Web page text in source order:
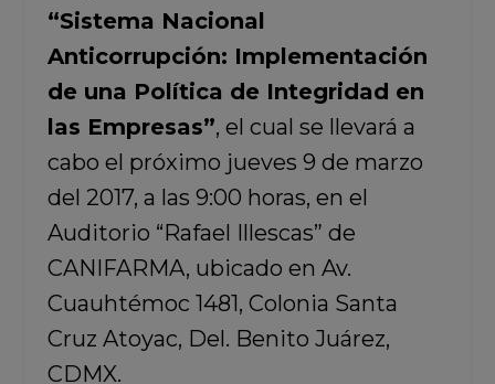
“Sistema Nacional
Anticorrupción: Implementación
de una Política de Integridad en
las Empresas”, el cual se llevará a
cabo el próximo jueves 9 de marzo
del 2017, a las 9:00 horas, en el
Auditorio “Rafael Illescas” de
CANIFARMA, ubicado en Av.
Cuauhtémoc 1481, Colonia Santa
Cruz Atoyac, Del. Benito Juárez,
CDMX.